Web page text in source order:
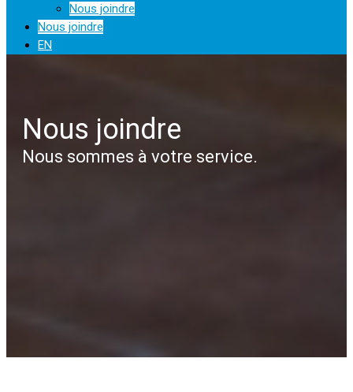
Nous joindre
Nous joindre
EN
Nous joindre
Nous sommes à votre service.